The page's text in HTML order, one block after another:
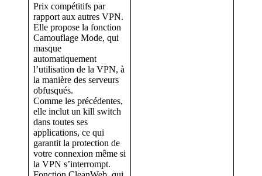
Prix compétitifs par
rapport aux autres VPN.
Elle propose la fonction
Camouflage Mode, qui
masque
automatiquement
l’utilisation de la VPN, à
la manière des serveurs
obfusqués.
Comme les précédentes,
elle inclut un kill switch
dans toutes ses
applications, ce qui
garantit la protection de
votre connexion même si
la VPN s’interrompt.